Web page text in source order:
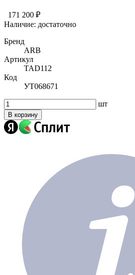
171 200 ₽
Наличие: достаточно
Бренд
ARB
Артикул
TAD112
Код
УТ068671
шт
В корзину